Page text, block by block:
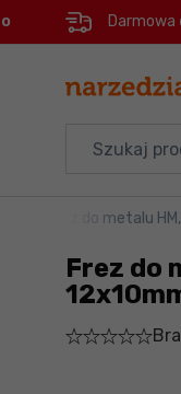
Darmowa
Akcesoria
BHP
Frez do metalu
Frez do